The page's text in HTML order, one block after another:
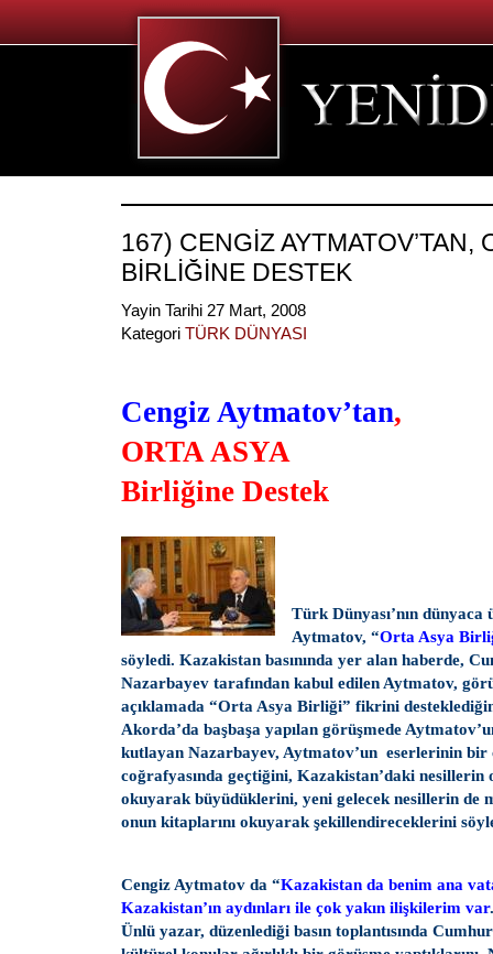
167) CENGİZ AYTMATOV’TAN,
BİRLİĞİNE DESTEK
Yayin Tarihi 27 Mart, 2008
Kategori TÜRK DÜNYASI
Cengiz Aytmatov’tan,
ORTA ASYA
Birliğine Destek
Türk Dünyası’nın dünyaca
Aytmatov, “Orta Asya
söyledi. Kazakistan basınında yer alan haberde,
Nazarbayev tarafından kabul edilen Aytmatov,
açıklamada “Orta Asya Birliği” fikrini
Akorda’da başbaşa yapılan görüşmede
kutlayan Nazarbayev, Aytmatov’un eserlerinin bir
coğrafyasında geçtiğini, Kazakistan’daki nesillerin
okuyarak büyüdüklerini, yeni gelecek nesillerin de
onun kitaplarını okuyarak şekillendireceklerini
Cengiz Aytmatov da “Kazakistan da benim ana
Kazakistan’ın aydınları ile çok yakın ilişkilerim var
Ünlü yazar, düzenlediği basın toplantısında